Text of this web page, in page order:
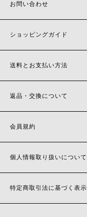
お問い合わせ
ショッピングガイド
送料とお支払い方法
返品・交換について
会員規約
個人情報取り扱いについて
特定商取引法に基づく表示